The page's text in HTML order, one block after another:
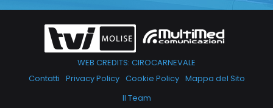
WEB CREDITS: CIROCARNEVALE
Contatti Privacy Policy Cookie Policy Mappa del Sito
Il Team